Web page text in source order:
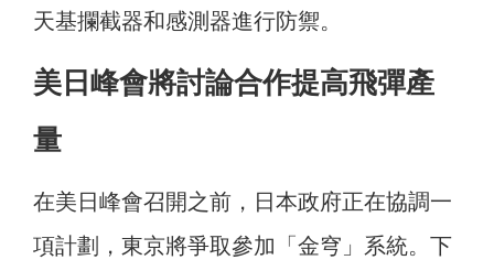
天基攔截器和感測器進行防禦。
美日峰會將討論合作提高飛彈產
量
在美日峰會召開之前，日本政府正在協調一
項計劃，東京將爭取參加「金穹」系統。下